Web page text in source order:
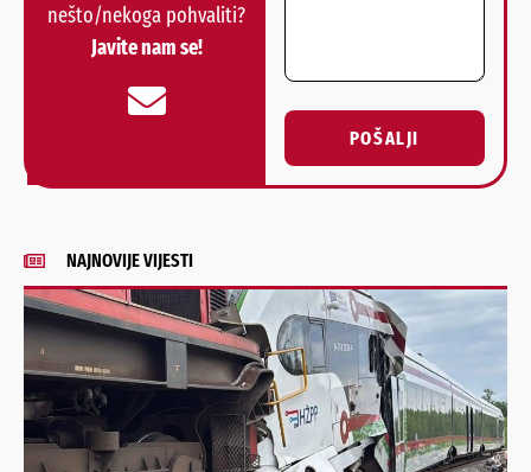
nešto/nekoga pohvaliti?
Javite nam se!
POŠALJI
Alternative:
NAJNOVIJE VIJESTI